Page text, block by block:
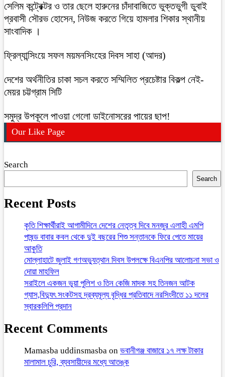
সেলিম কন্ট্রেক্টর ও তার ছেলে হারুনের চাঁদাবাজিতে ভুক্তভুগী ডুবাই
প্রবাসী সৌরভ হোসেন, নিউজ করতে গিয়ে হামলার শিকার স্থানীয়
সাংবাদিক ।
ফ্রিল্যান্সিংয়ে সফল ময়মনসিংহের দিবস সাহা (আদর)
দেশের অর্থনীতির চাকা সচল করতে সম্মিলিত প্রচেষ্টার বিকল্প নেই-
মেয়র চট্টগ্রাম সিটি
সমুদ্র উপকূলে পাওয়া গেলো ডাইনোসরের পায়ের ছাপ!
Our Like Page
Search
Search
Recent Posts
কৃতি শিক্ষার্থীরাই আগামীদিনে দেশের নেতৃত্ব দিবে মনজুর এলাহী এমপি
পাষন্ড বাবার কবল থেকে দুই বছরের শিশু সন্তানকে ফিরে পেতে মায়ের
আকুতি
মোল্লাহাটে জুলাই গণঅভ্যুত্থান দিবস উপলক্ষে বিএনপির আলোচনা সভা ও
দোয়া মাহফিল
সরাইলে একজন ভুয়া পুলিশ ও তিন কেজি মাদক সহ তিনজন আটক
গ্যাস,বিদ্যুৎ সংকটসহ দ্রব্যমূল্য বৃদ্ধির প্রতিবাদে নরসিংদীতে ১১ দলের
স্বারকলিপি প্রদান
Recent Comments
Mamasba uddinsmasba on ভবানীগঞ্জ বাজারে ১৭ লক্ষ টাকার
মালামাল চুরি, ব্যবসায়ীদের মধ্যে আতঙ্ক